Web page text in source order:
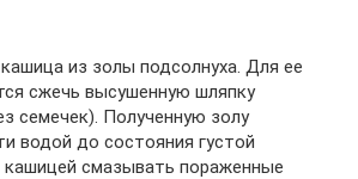
из золы подсолнуха. Для ее
сжечь высушенную шляпку
семечек). Полученную золу
водой до состояния густой
смазывать пораженные